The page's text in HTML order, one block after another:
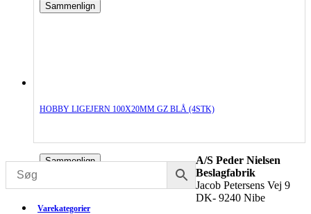
Sammenlign
HOBBY LIGEJERN 100X20MM GZ BLÅ (4STK)
Sammenlign
Varekategorier
A/S Peder Nielsen
Beslagfabrik
Jacob Petersens Vej 9
DK- 9240 Nibe